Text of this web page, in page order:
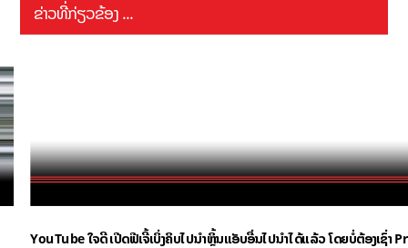
ຂ່າວທີ່ກ່ຽວຂ້ອງ ...
YouTube ໃຈດີ ເປີດຟີເຈີ້ເບິ່ງຄິບໄປນຳຫຼິ້ນແອັບອື່ນໄປນຳໄດ້ແລ້ວ ໂດຍບໍ່ຕ້ອງເຊົ່າ